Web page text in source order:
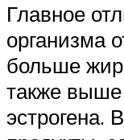
Главное
организма
больше
также выше
эстрогена.